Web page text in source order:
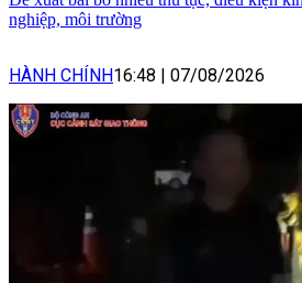
nghiệp, môi trường
HÀNH CHÍNH16:48 07/08/2026